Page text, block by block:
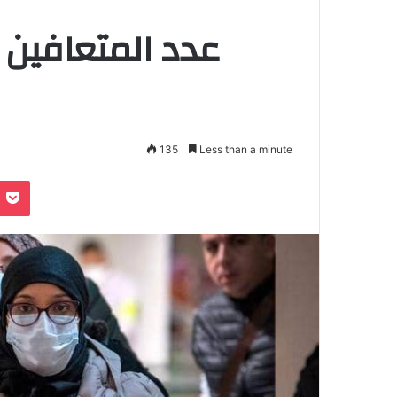
عدد
135 Less than a minute